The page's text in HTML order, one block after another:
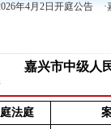
年4月2日开庭公告
嘉兴市中级人
法庭